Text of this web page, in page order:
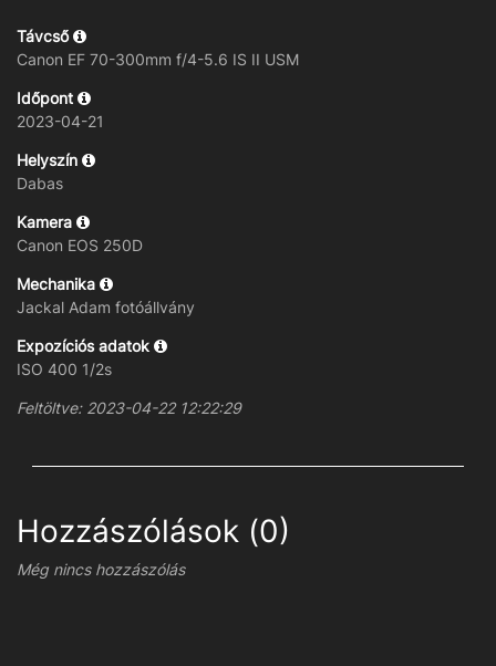
Távcső
Canon EF 70-300mm f/4-5.6 IS II USM
Időpont
2023-04-21
Helyszín
Dabas
Kamera
Canon EOS 250D
Mechanika
Jackal Adam fotóállvány
Expozíciós adatok
ISO 400 1/2s
Feltöltve: 2023-04-22 12:22:29
Hozzászólások (0)
Még nincs hozzászólás